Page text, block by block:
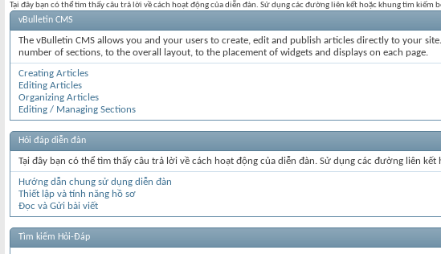
Tại đây bạn có thể tìm thấy câu trả lời về cách hoạt động của diễn đàn. Sử dụng các đường liên kết hoặc khung tìm kiếm
vBulletin CMS
The vBulletin CMS allows you and your users to create, edit and publish articles directly to your
number of sections, to the overall layout, to the placement of widgets and displays on each page.
Creating Articles
Editing Articles
Organizing Articles
Editing / Managing Sections
Hỏi đáp diễn đàn
Tại đây bạn có thể tìm thấy câu trả lời về cách hoạt động của diễn đàn. Sử dụng các đường liên
Hướng dẫn chung sử dụng diễn đàn
Thiết lập và tính năng hồ sơ
Đọc và Gửi bài viết
Tìm kiếm Hỏi-Đáp